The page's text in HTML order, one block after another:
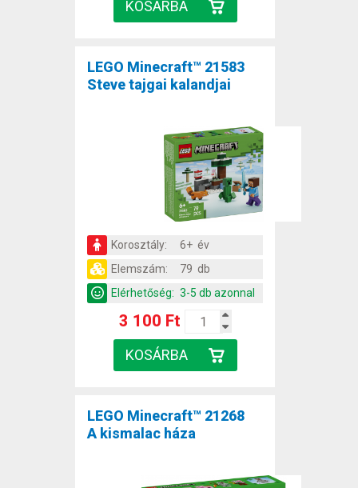
LEGO Minecraft™ 21583
Steve tajgai kalandjai
Korosztály:
6+ év
Elemszám:
79 db
Elérhetőség: 3-5 db azonnal
3 100 Ft
LEGO Minecraft™ 21268
A kismalac háza